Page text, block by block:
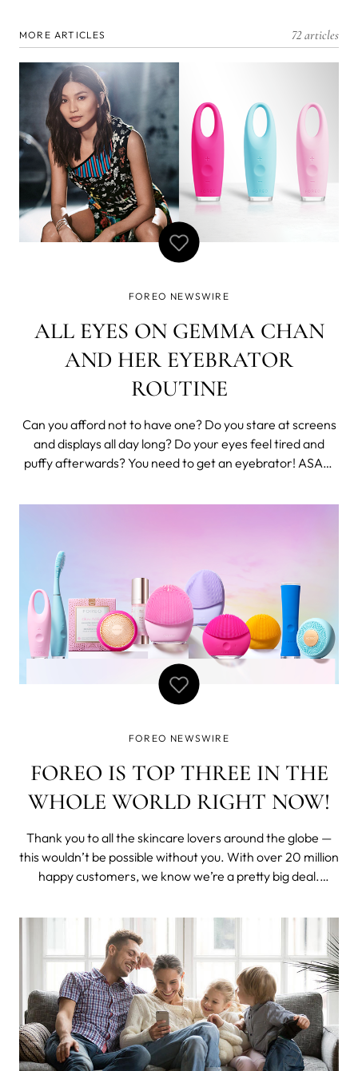
MORE ARTICLES 72 articles
FOREO NEWSWIRE
ALL EYES ON GEMMA CHAN
AND HER EYEBRATOR
ROUTINE
Can you afford not to have one? Do you stare at screens
and displays all day long? Do your eyes feel tired and
puffy afterwards? You need to get an eyebrator! ASAP!
vibrator, so I call it my 'eyebrator.'” In a recent interview
FOREO NEWSWIRE
FOREO IS TOP THREE IN THE
WHOLE WORLD RIGHT NOW!
Thank you to all the skincare lovers around the globe —
this wouldn’t be possible without you. With over 20 million
happy customers, we know we’re a pretty big deal.
at Lookfantastic revealed that FOREO is one of the top 3
most popular ski